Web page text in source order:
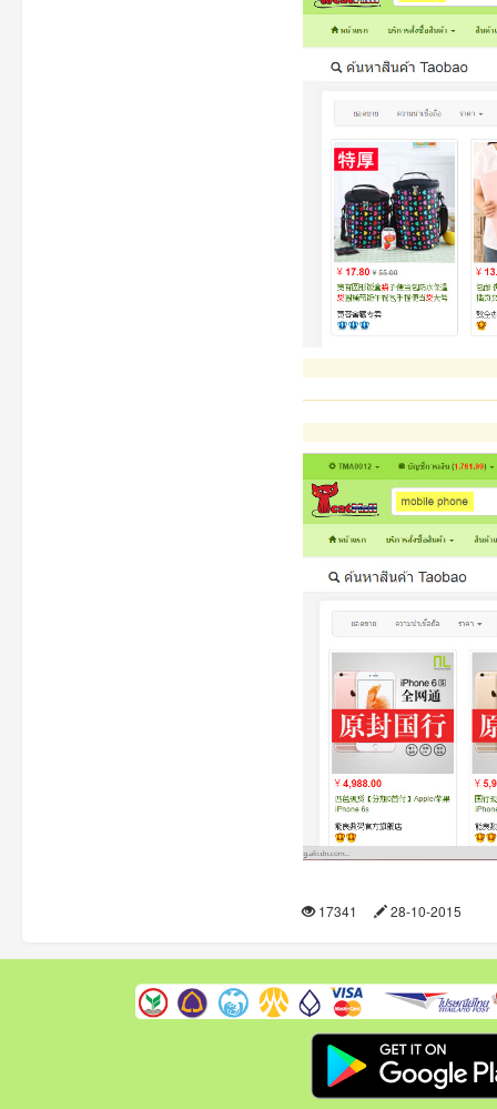
17341 28-10-2015